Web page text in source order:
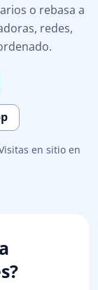
o rebasa a
redes,
en sitio en